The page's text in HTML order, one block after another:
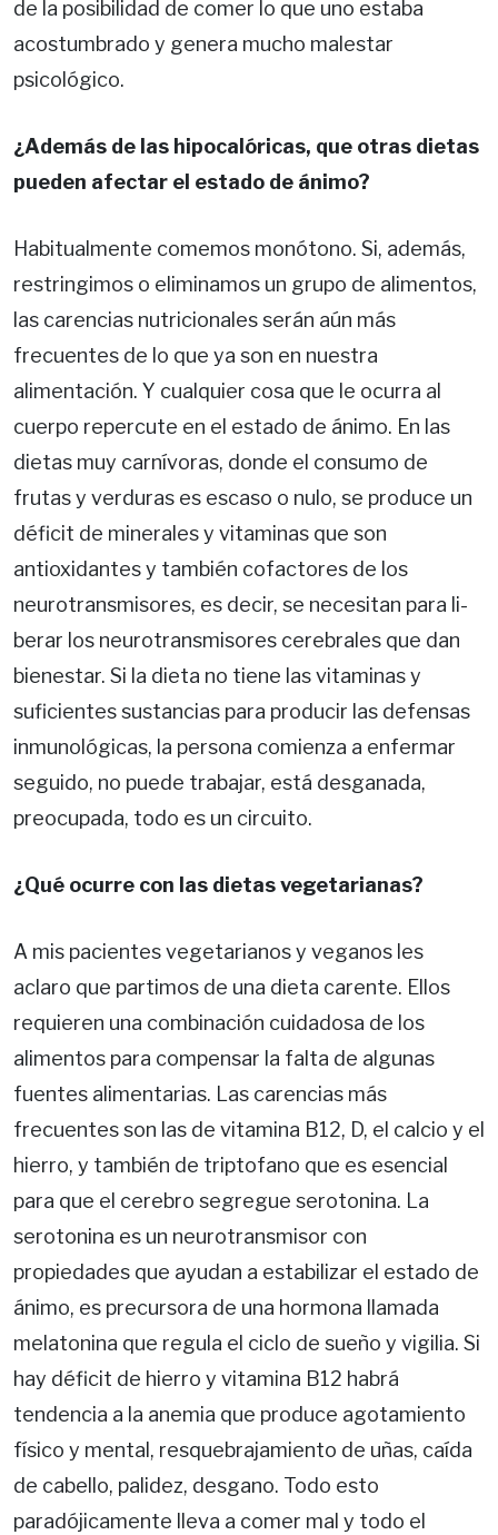
de la posibilidad de comer lo que uno estaba
acostumbrado y genera mucho malestar
psicológico.
¿Además de las hipocalóricas, que otras dietas
pueden afectar el estado de ánimo?
Habitualmente comemos monótono. Si, además,
restringimos o eliminamos un grupo de alimentos,
las carencias nutricionales serán aún más
frecuentes de lo que ya son en nuestra
alimentación. Y cualquier cosa que le ocurra al
cuerpo repercute en el estado de ánimo. En las
dietas muy carnívoras, donde el consumo de
frutas y verduras es escaso o nulo, se produce un
déficit de minerales y vitaminas que son
antioxidantes y también cofactores de los
neurotransmisores, es decir, se necesitan para li­
berar los neurotransmisores cerebrales que dan
bienestar. Si la dieta no tiene las vitaminas y
suficientes sustancias para producir las defensas
inmunológicas, la persona comienza a enfermar
seguido, no puede trabajar, está desganada,
preocupada, todo es un circuito.
¿Qué ocurre con las dietas vegetarianas?
A mis pacientes vegetarianos y veganos les
aclaro que partimos de una dieta carente. Ellos
requie­ren una combinación cuidadosa de los
alimen­tos para compensar la falta de algunas
fuentes alimentarias. Las carencias más
frecuentes son las de vitamina B12, D, el calcio y el
hierro, y también de triptofano que es esencial
para que el cerebro segregue serotonina. La
serotonina es un neurotransmisor con
propiedades que ayudan a estabilizar el estado de
ánimo, es precursora de una hormona llamada
melatonina que regula el ciclo de sueño y vigilia. Si
hay déficit de hierro y vitamina B12 habrá
tendencia a la anemia que produce agotamiento
físico y mental, resquebra­jamiento de uñas, caída
de cabello, palidez, des­gano. Todo esto
paradójicamente lleva a comer mal y todo el